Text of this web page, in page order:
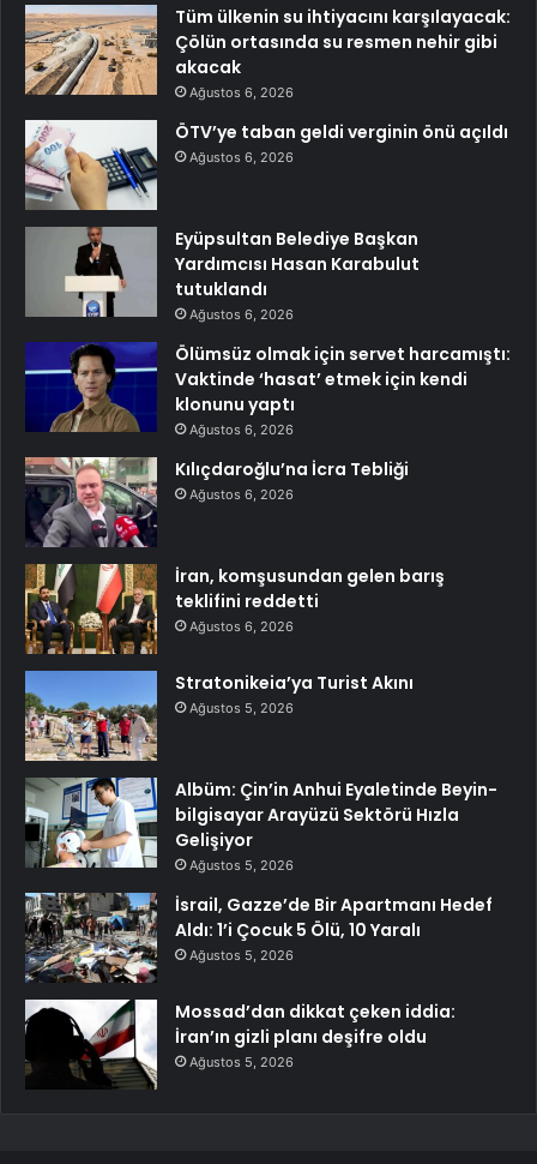
Tüm ülkenin su ihtiyacını karşılayacak:
Çölün ortasında su resmen nehir gibi
akacak
Ağustos 6, 2026
ÖTV’ye taban geldi verginin önü açıldı
Ağustos 6, 2026
Eyüpsultan Belediye Başkan
Yardımcısı Hasan Karabulut
tutuklandı
Ağustos 6, 2026
Ölümsüz olmak için servet harcamıştı:
Vaktinde ‘hasat’ etmek için kendi
klonunu yaptı
Ağustos 6, 2026
Kılıçdaroğlu’na İcra Tebliği
Ağustos 6, 2026
İran, komşusundan gelen barış
teklifini reddetti
Ağustos 6, 2026
Stratonikeia’ya Turist Akını
Ağustos 5, 2026
Albüm: Çin’in Anhui Eyaletinde Beyin-
bilgisayar Arayüzü Sektörü Hızla
Gelişiyor
Ağustos 5, 2026
İsrail, Gazze’de Bir Apartmanı Hedef
Aldı: 1’i Çocuk 5 Ölü, 10 Yaralı
Ağustos 5, 2026
Mossad’dan dikkat çeken iddia:
İran’ın gizli planı deşifre oldu
Ağustos 5, 2026